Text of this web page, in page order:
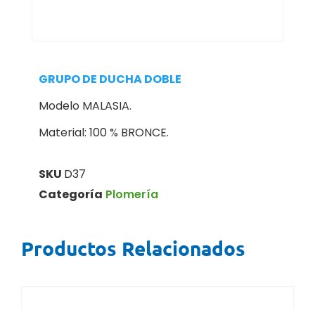
GRUPO DE DUCHA DOBLE
Modelo MALASIA.
Material: 100 % BRONCE.
SKU D37
Categoría Plomería
Productos Relacionados